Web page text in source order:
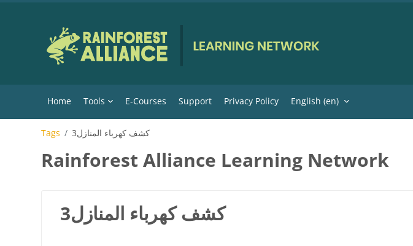
Home Tools E-Courses Support Privacy Policy English ‎(en)‎
Tags كشف كهرباء المنازل3
Rainforest Alliance Learning Network
كشف كهرباء المنازل3